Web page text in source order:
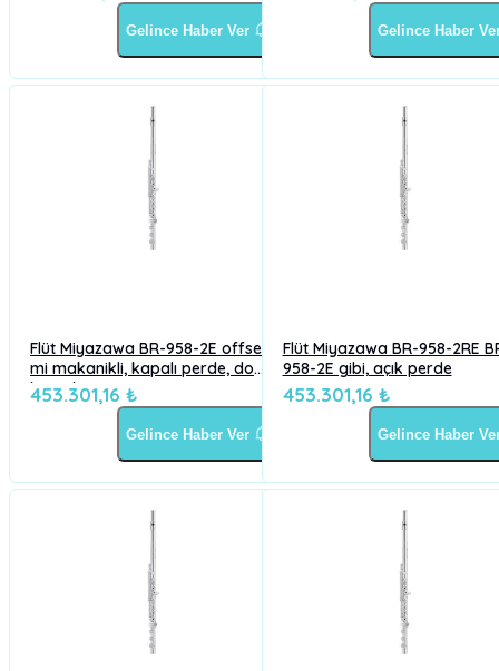
Gelince Haber Ver Gelince Haber
Flüt Miyazawa BR-958-2E offset,
mi makanikli, kapalı perde, do
kuyruk 958K
453.301,16 ₺
Gelince Haber Ver
Flüt Miyazawa BR-958-2RE
958-2E gibi, açık perde
453.301,16 ₺
Gelince Haber